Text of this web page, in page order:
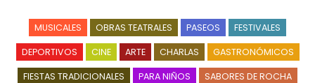
MUSICALES OBRAS TEATRALES PASEOS FESTIVALES
DEPORTIVOS CINE ARTE CHARLAS GASTRONÓMICOS
FIESTAS TRADICIONALES PARA NIÑOS SABORES DE ROCHA